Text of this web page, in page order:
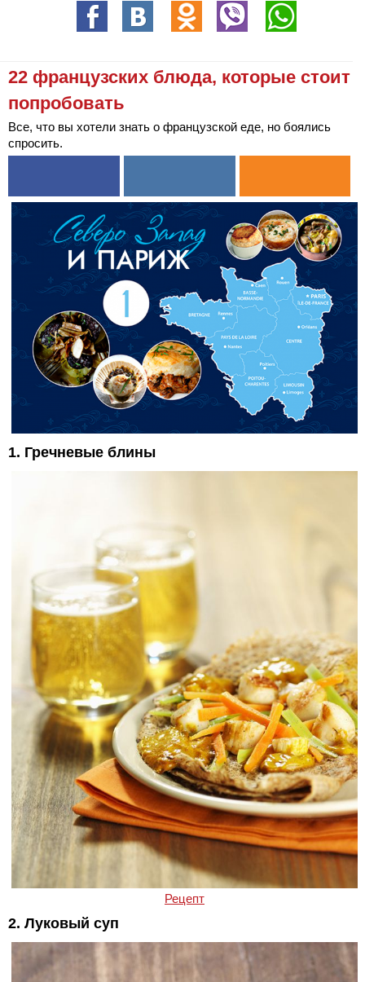
22 французских блюда, которые стоит
попробовать
Все, что вы хотели знать о французской еде, но боялись
спросить.
1. Гречневые блины
Рецепт
2. Луковый суп